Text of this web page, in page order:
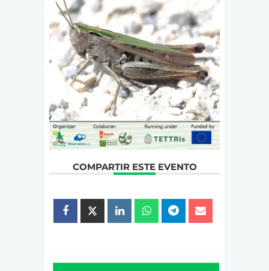
COMPARTIR ESTE EVENTO